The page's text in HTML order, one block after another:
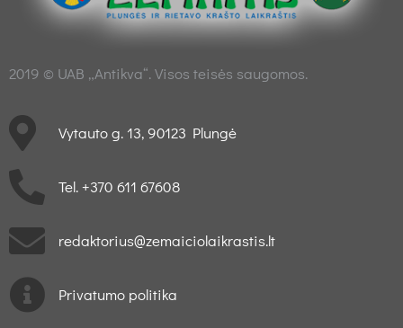
2019 © UAB „Antikva“. Visos teisės saugomos.
Vytauto g. 13, 90123 Plungė
Tel. +370 611 67608
redaktorius@zemaiciolaikrastis.lt
Privatumo politika